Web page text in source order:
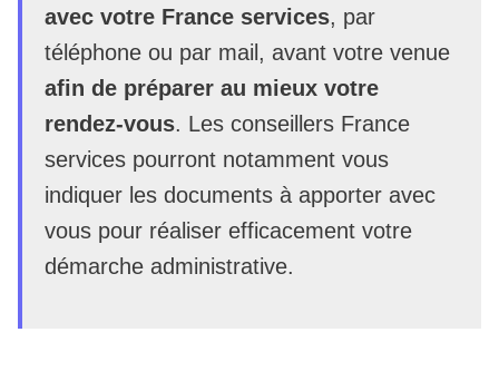
avec votre France services, par
téléphone ou par mail, avant votre venue
afin de préparer au mieux votre
rendez-vous. Les conseillers France
services pourront notamment vous
indiquer les documents à apporter avec
vous pour réaliser efficacement votre
démarche administrative.